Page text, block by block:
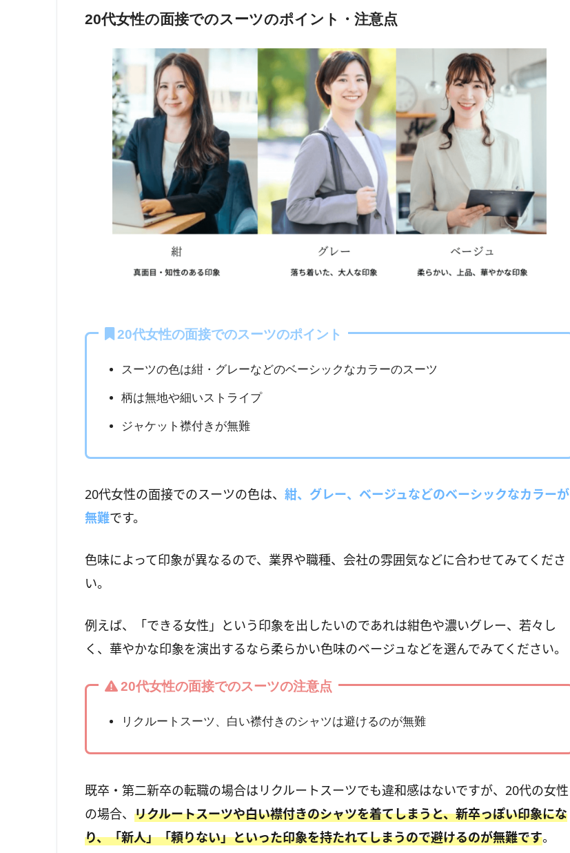
20代女性の面接でのスーツのポイント・注意点
20代女性の面接でのスーツのポイント
スーツの色は紺・グレーなどのベーシックなカラーのスーツ
柄は無地や細いストライプ
ジャケット襟付きが無難
20代女性の面接でのスーツの色は、 紺、グレー、ベージュなどのベーシックなカラーが
無難です。
色味によって印象が異なるので、業界や職種、会社の雰囲気などに合わせてみてくださ
い。
例えば、「できる女性」という印象を出したいのであれは紺色や濃いグレー、若々し
く、華やかな印象を演出するなら柔らかい色味のベージュなどを選んでみてください。
20代女性の面接でのスーツの注意点
リクルートスーツ、白い襟付きのシャツは避けるのが無難
既卒・第二新卒の転職の場合はリクルートスーツでも違和感はないですが、20代の女性
の場合、 リクルートスーツや白い襟付きのシャツを着てしまうと、新卒っぽい印象にな
り、「新人」「頼りない」といった印象を持たれてしまうので避けるのが無難です。